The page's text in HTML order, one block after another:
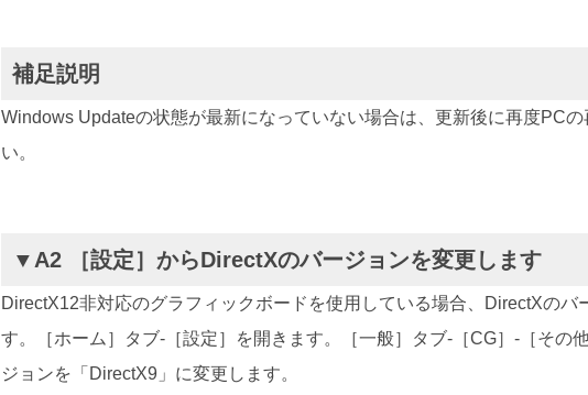
補足説明
Windows Updateの状態が最新になっていない場合は、更新後に再度PCの
い。
▼A2 ［設定］からDirectXのバージョンを変更します
DirectX12非対応のグラフィックボードを使用している場合、DirectXのバ
す。［ホーム］タブ-［設定］を開きます。［一般］タブ-［CG］-［その
ジョンを「DirectX9」に変更します。